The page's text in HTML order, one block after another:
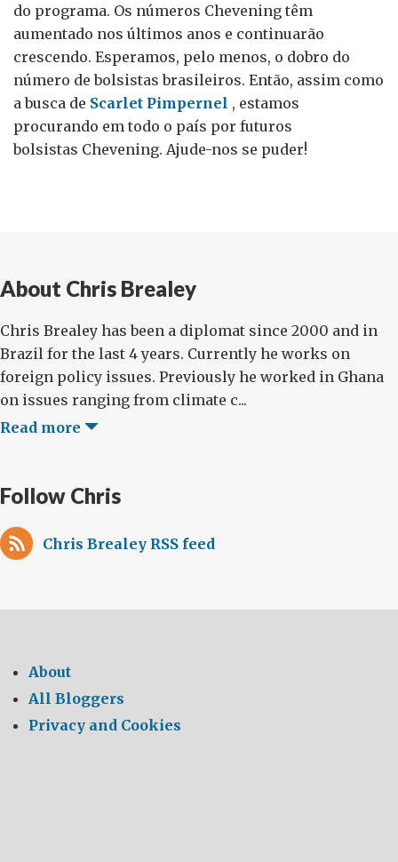
do programa. Os números Chevening têm
aumentado nos últimos anos e continuarão
crescendo. Esperamos, pelo menos, o dobro do
número de bolsistas brasileiros. Então, assim como
a busca de Scarlet Pimpernel , estamos
procurando em todo o país por futuros
bolsistas Chevening. Ajude-nos se puder!
About Chris Brealey
Chris Brealey has been a diplomat since 2000 and in
Brazil for the last 4 years. Currently he works on
foreign policy issues. Previously he worked in Ghana
on issues ranging from climate c...
Read more
Follow Chris
Chris Brealey RSS feed
About
All Bloggers
Privacy and Cookies